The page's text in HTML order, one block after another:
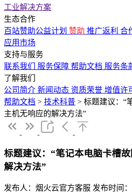
工业解决方案
生态合作
百站赞助公益计划 赞助 推广返利 合
应用市场
支持与服务
联系我们
服务保障 帮助文档 服务条
了解我们
公司简介 新闻动态 资质荣誉 增值许
帮助文档 > 技术科普 > 标题建议：“
主机无响应的解决方法”
标题建议：“笔记本电脑卡槽
解决方法”
发布人：烟火云官方客服 发布时间：